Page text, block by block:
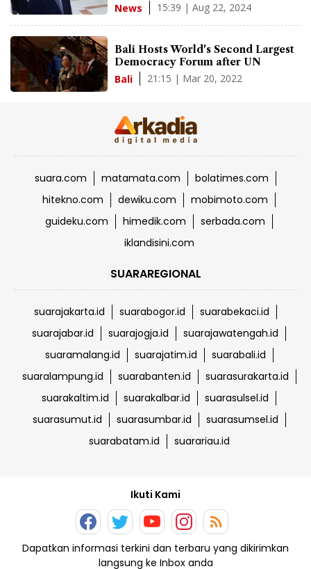
News 15:39 | Aug 22, 2024
Bali Hosts World's Second Largest
Democracy Forum after UN
Bali 21:15 | Mar 20, 2022
suara.com matamata.com
bolatimes.com
hitekno.com
dewiku.com
mobimoto.com
guideku.com
himedik.com
serbada.com
iklandisini.com
SUARAREGIONAL
suarajakarta.id suarabogor.id
suarabekaci.id
suarajabar.id
suarajogja.id
suarajawatengah.id
suaramalang.id
suarajatim.id
suarabali.id
suaralampung.id
suarabanten.id
suarasurakarta.id
suarakaltim.id
suarakalbar.id
suarasulsel.id
suarasumut.id
suarasumbar.id
suarasumsel.id
suarabatam.id
suarariau.id
Ikuti Kami
Dapatkan informasi terkini dan terbaru yang dikirimkan
langsung ke Inbox anda